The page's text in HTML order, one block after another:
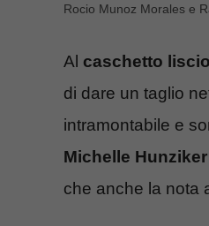
Rocio Munoz Morales e
Al caschetto liscio
di dare un taglio
intramontabile e
Michelle Hunziker
che anche la nota